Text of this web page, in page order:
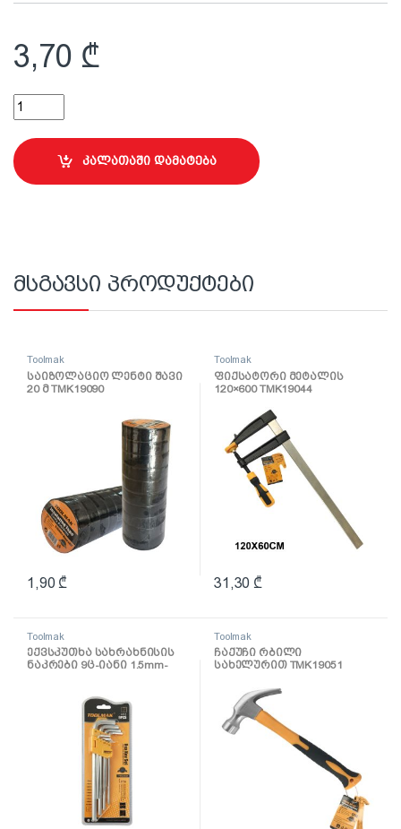
3,70 ₾
ბოქლომი 32მმ TMK19420 quantity
კალათაში დამატება
მსგავსი პროდუქტები
Toolmak
საიზოლაციო ლენტი შავი
20 მ TMK19090
1,90 ₾
Toolmak
ფიქსატორი მეტალის
120×600 TMK19044
31,30 ₾
Toolmak
ექვსკუთხა სახრახნისის
ნაკრები 9ც-იანი 1.5mm-
Toolmak
ჩაქუჩი რბილი
სახელურით TMK19051